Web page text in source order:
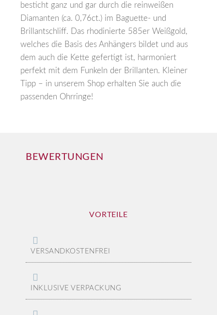
besticht ganz und gar durch die reinweißen
Diamanten (ca. 0,76ct.) im Baguette- und
Brillantschliff. Das rhodinierte 585er Weißgold,
welches die Basis des Anhängers bildet und aus
dem auch die Kette gefertigt ist, harmoniert
perfekt mit dem Funkeln der Brillanten. Kleiner
Tipp – in unserem Shop erhalten Sie auch die
passenden Ohrringe!
BEWERTUNGEN
VORTEILE
VERSANDKOSTENFREI
INKLUSIVE VERPACKUNG